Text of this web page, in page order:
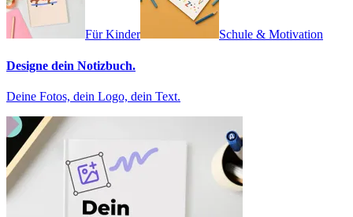
Für Kinder Schule & Motivation
Designe dein Notizbuch.
Deine Fotos, dein Logo, dein Text.